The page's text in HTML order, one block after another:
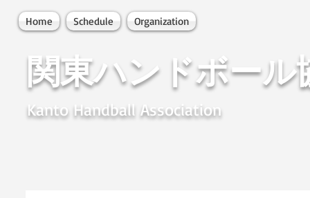
Home Schedule Organization
関東ハンドボール
Kanto Handball Association